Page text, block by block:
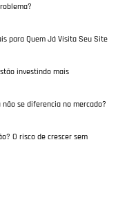
para Quem Já Visita Seu Site
investindo mais
não se diferencia no mercado?
O risco de crescer sem